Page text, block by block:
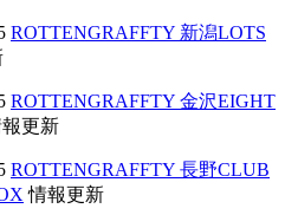
ROTTENGRAFFTY 新潟LOTS
ROTTENGRAFFTY 金沢EIGHT
更新
ROTTENGRAFFTY 長野CLUB
情報更新